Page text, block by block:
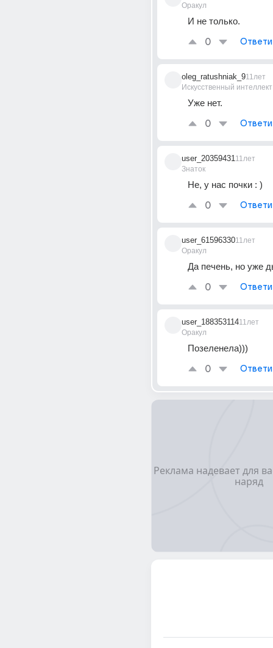
Оракул
И не только.
0
oleg_ratushniak_9
Искусственный интеллект
11лет
Уже нет.
0
user_20359431
Знаток
11лет
Не, у нас почки : )
0
user_61596330
Оракул
11лет
Да печень, но уже
0
user_188353114
Оракул
11лет
Позеленела)))
0